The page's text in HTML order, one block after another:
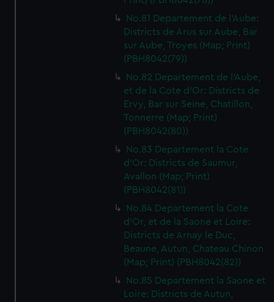
No.81 Departement de l'Aube:
Districts de Arus sur Aube, Bar
sur Aube, Troyes (Map; Print)
(PBH8042(79))
No.82 Departement de l'Aube,
et de la Cote d'Or: Districts de
Ervy, Bar sur Seine, Chatillon,
Tonnerre (Map; Print)
(PBH8042(80))
No.83 Departement la Cote
d'Or: Districts de Saumur,
Avallon (Map; Print)
(PBH8042(81))
No.84 Departement la Cote
d'Or, et de la Saone et Loire:
Districts de Arnay le Duc,
Beaune, Autun, Chateau Chinon
(Map; Print) (PBH8042(82))
No.85 Departement la Saone et
Loire: Districts de Autun,